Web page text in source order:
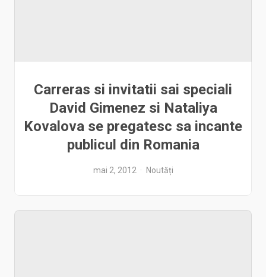
Carreras si invitatii sai speciali
David Gimenez si Nataliya
Kovalova se pregatesc sa incante
publicul din Romania
mai 2, 2012 Noutăți